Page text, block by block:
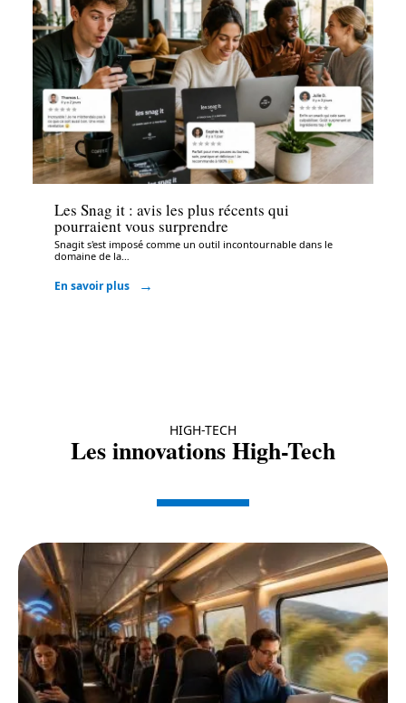
Bureautique
Les Snag it : avis les plus récents qui
pourraient vous surprendre
Snagit s'est imposé comme un outil incontournable dans le
domaine de la…
En savoir plus
HIGH-TECH
Les innovations High-Tech